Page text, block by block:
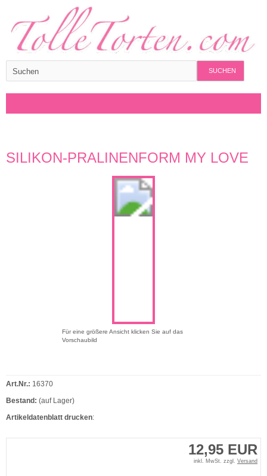
SUCHEN
SILIKON-PRALINENFORM MY LOVE
Für eine größere Ansicht klicken Sie auf das
Vorschaubild
12,95 EUR
inkl. MwSt. zzgl. Versand
Art.Nr.: 16370
Bestand: (auf Lager)
Artikeldatenblatt drucken: